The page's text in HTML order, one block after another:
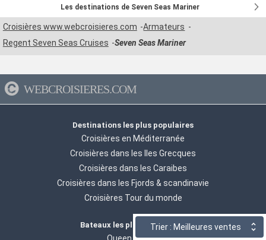
Trier : Meilleures ventes
Les destinations de Seven Seas Mariner
Croisières www.webcroisieres.com
Armateurs
Regent Seven Seas Cruises
Seven Seas Mariner
WEBCROISIERES.COM
Destinations les plus populaires
Croisières en Méditerranée
Croisières dans les Iles Grecques
Croisières dans les Caraibes
Croisières dans les Fjords & scandinavie
Croisières Tour du monde
Bateaux les plus recherchés